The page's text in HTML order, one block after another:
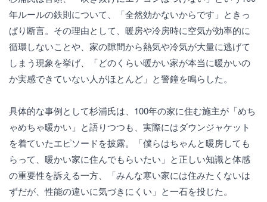
年ルールの鉄則について、「全然効かないからです」ときっ
ぱり断言。その理由として、暖房や冷房時に空気が効率的に
循環しないことや、家の隙間から熱気や冷気が大量に逃げて
しまう現象を挙げ、「どのくらい暖かい家が本当に暖かいの
か実感できていない人がほとんど」と警鐘を鳴らした。
具体的な事例として杉浦氏は、100年の家に住む施主が「めち
ゃめちゃ暖かい」と語りつつも、実際にはダウンジャケット
を着ていたエピソードを披露。「僕らはちゃんと暖房しても
らって、暖かい家に住んでもらいたい」と正しい知識と体感
の重要性を訴える一方、「みんな寒い家には住みたくないは
ずだが、性能の違いに気づきにくい」と一石を投じた。